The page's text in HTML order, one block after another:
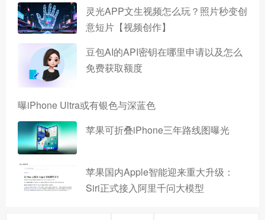
灵光APP文生视频怎么玩？照片秒变创
意短片【视频创作】
豆包AI的API密钥在哪里申请以及怎么
免费获取额度
曝iPhone Ultra或有银色与深蓝色
苹果可折叠iPhone三年路线图曝光
苹果国内Apple智能迎来重大升级：
Siri正式接入阿里千问大模型